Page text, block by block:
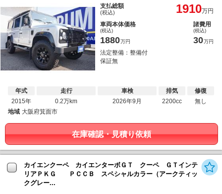
支払総額
(税込) 1910万円
車両本体価格
(税込)
1880万円
諸費用
(税込)
30万円
法定整備：整備付
保証無
年式
2015年
走行
0.2万km
車検
2026年9月
排気
2200cc
修復
無し
地域 大阪府箕面市
在庫確認・見積り依頼
カイエンクーペ カイエンターボＧＴ クーペ ＧＴインテ
リアＰＫＧ ＰＣＣＢ スペシャルカラー（アークティッ
クグレー...